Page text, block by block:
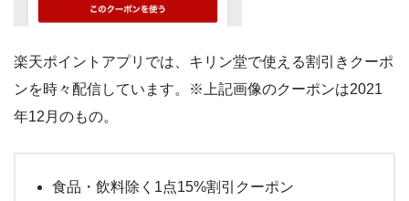
楽天ポイントアプリでは、キリン堂で使える割引きクーポ
ンを時々配信しています。※上記画像のクーポンは2021
年12月のもの。
食品・飲料除く1点15%割引クーポン